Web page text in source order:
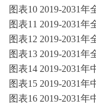
图表10 2019-2031
图表11 2019-2031
图表12 2019-2031
图表13 2019-2031
图表14 2019-2031
图表15 2019-2031
图表16 2019-2031